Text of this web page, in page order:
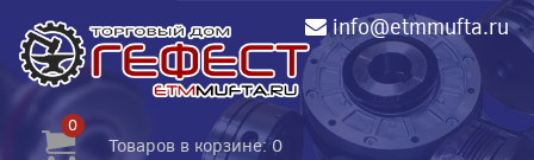
info@etmmufta.ru
0
Товаров в корзине: 0